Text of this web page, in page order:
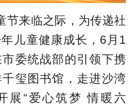
节来临之际，为传递社
儿童健康成长，6月1
委统战部的引领下携
玺图书馆，走进沙湾
展“爱心筑梦 情暖六